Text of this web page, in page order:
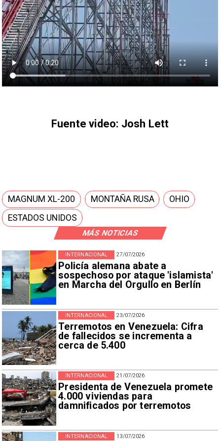
MÁS NOTICIAS
27/07/2026
Policía alemana abate a
sospechoso por ataque 'islamista'
en Marcha del Orgullo en Berlín
INTERNACIONAL
23/07/2026
Terremotos en Venezuela: Cifra
de fallecidos se incrementa a
cerca de 5.400
INTERNACIONAL
21/07/2026
Presidenta de Venezuela promete
4.000 viviendas para
damnificados por terremotos
INTERNACIONAL
13/07/2026
INTERNACIONAL
Fuente video: Josh Lett
MAGNUM XL-200 MONTAÑA RUSA
OHIO
ESTADOS UNIDOS